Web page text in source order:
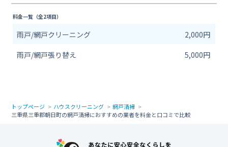
料金一覧（全2項目）
雨戸/網戸クリーニング
2,000円
雨戸/網戸張り替え
5,000円
トップページ ハウスクリーニング
網戸清掃
三重県三重郡朝日町の網戸清掃におすすめの業者を料金と口コミで比較